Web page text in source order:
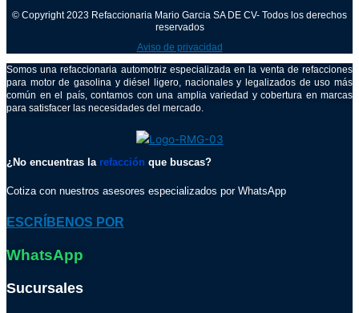
© Copyright 2023 Refaccionaria Mario Garcia SA DE CV- Todos los derechos
reservados
Aviso de privacidad
Somos una refaccionaria automotriz especializada en la venta de refacciones
para motor de gasolina y diésel ligero, nacionales y legalizados de uso más
común en el país, contamos con una amplia variedad y cobertura en marcas
para satisfacer las necesidades del mercado.
¿No encuentras la refacción que buscas?
Cotiza con nuestros asesores especializados por WhatsApp
ESCRÍBENOS POR
WhatsApp
Sucursales